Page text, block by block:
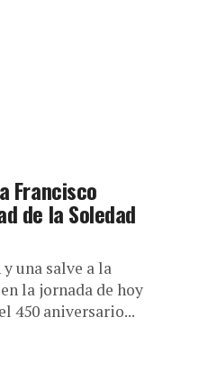
Francisco
de la Soledad
una salve a la
la jornada de hoy
450 aniversario...